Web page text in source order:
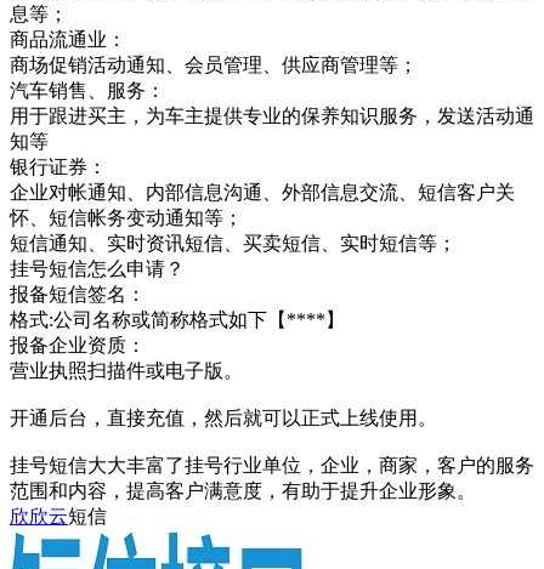
息等；
商品流通业：
商场促销活动通知、会员管理、供应商管理等；
汽车销售、服务：
用于跟进买主，为车主提供专业的保养知识服务，发送活动通
知等
银行证券：
企业对帐通知、内部信息沟通、外部信息交流、短信客户关
怀、短信帐务变动通知等；
短信通知、实时资讯短信、买卖短信、实时短信等；
挂号短信怎么申请？
报备短信签名：
格式:公司名称或简称格式如下【****】
报备企业资质：
营业执照扫描件或电子版。
开通后台，直接充值，然后就可以正式上线使用。
挂号短信大大丰富了挂号行业单位，企业，商家，客户的服务
范围和内容，提高客户满意度，有助于提升企业形象。
欣欣云短信